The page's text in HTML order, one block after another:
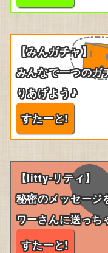
【みんガチャ】
みんなで一つのガ
りあげよう♪
すたーと!
【litty-リティ】
秘密のメッセージ
ワーさんに送っち
すたーと!